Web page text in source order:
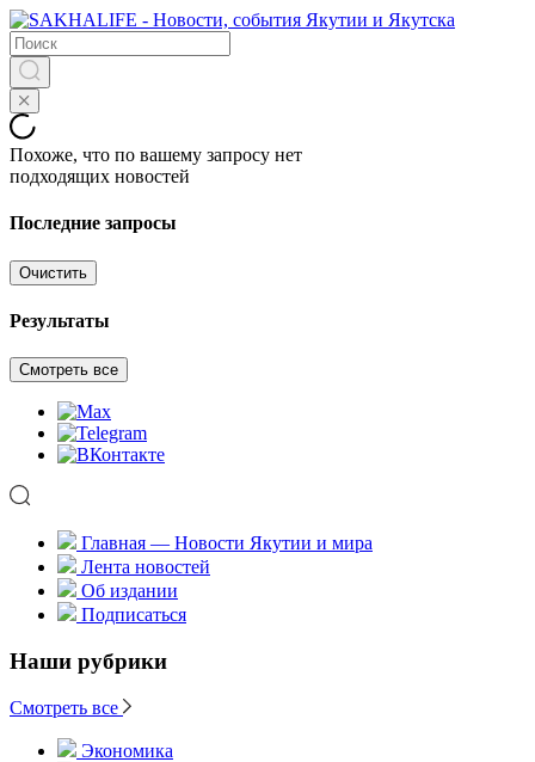
Похоже, что по вашему запросу нет
подходящих новостей
Последние запросы
Очистить
Результаты
Смотреть все
Главная — Новости Якутии и мира
Лента новостей
Об издании
Подписаться
Наши рубрики
Смотреть все
Экономика